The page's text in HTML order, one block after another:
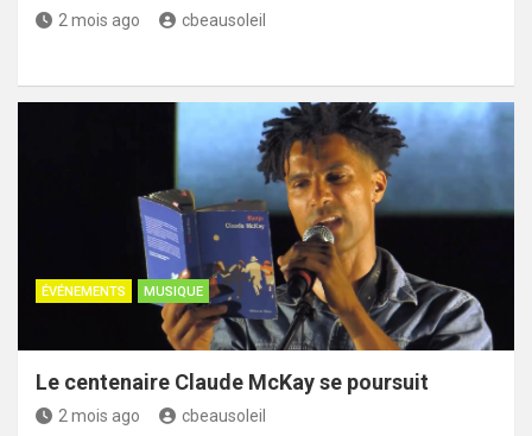
2 mois ago cbeausoleil
ÉVÉNEMENTS MUSIQUE
Le centenaire Claude McKay se poursuit
2 mois ago cbeausoleil